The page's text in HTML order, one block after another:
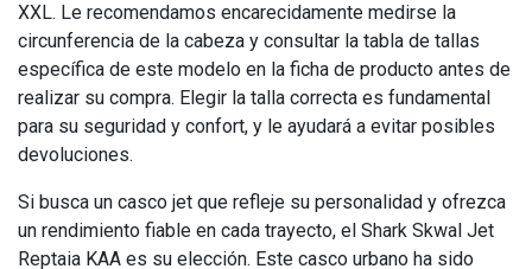
XXL. Le recomendamos encarecidamente medirse la
circunferencia de la cabeza y consultar la tabla de tallas
específica de este modelo en la ficha de producto antes de
realizar su compra. Elegir la talla correcta es fundamental
para su seguridad y confort, y le ayudará a evitar posibles
devoluciones.
Si busca un casco jet que refleje su personalidad y ofrezca
un rendimiento fiable en cada trayecto, el Shark Skwal Jet
Reptaia KAA es su elección. Este casco urbano ha sido